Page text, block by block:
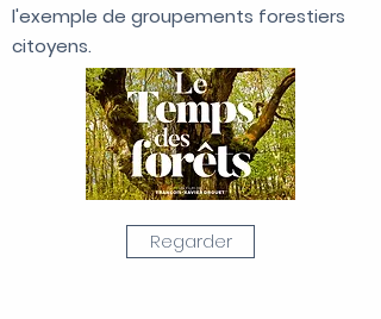
l'exemple de groupements forestiers
citoyens.
Regarder